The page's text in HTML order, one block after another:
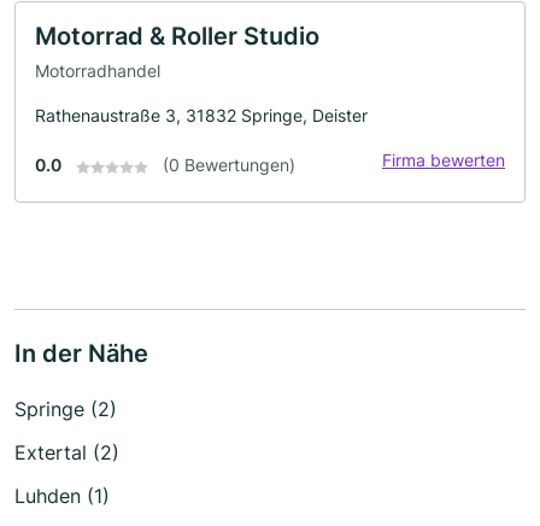
Motorrad & Roller Studio
Motorradhandel
Rathenaustraße 3, 31832 Springe, Deister
0.0 (0 Bewertungen) Firma bewerten
In der Nähe
Springe (2)
Extertal (2)
Luhden (1)